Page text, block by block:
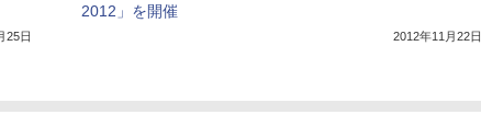
25日
2012」を開催
2012年11月22日